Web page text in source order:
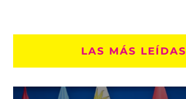
LAS MÁS LEÍDAS